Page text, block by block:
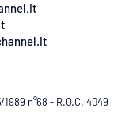
n°68 - R.O.C. 4049